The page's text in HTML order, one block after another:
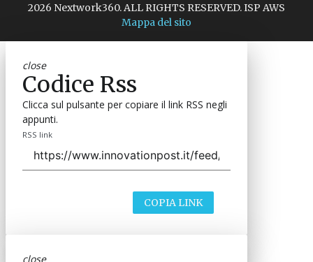
2026 Nextwork360. ALL RIGHTS RESERVED. ISP AWS
Mappa del sito
close
Codice Rss
Clicca sul pulsante per copiare il link RSS negli
appunti.
RSS link
COPIA LINK
close